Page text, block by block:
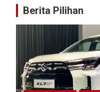
Berita Pilihan